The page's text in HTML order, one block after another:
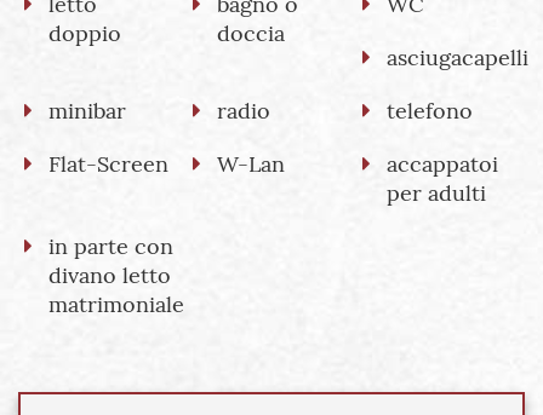
doppio
doccia
asciugacapelli
minibar
radio
telefono
Flat-Screen
W-Lan
accappatoi
per adulti
in parte con
divano letto
matrimoniale